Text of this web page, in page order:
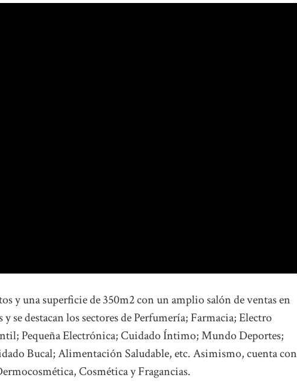
y una superficie de 350m2 con un amplio salón de ventas en
se destacan los sectores de Perfumería; Farmacia; Electro
Pequeña Electrónica; Cuidado Íntimo; Mundo Deportes;
Bucal; Alimentación Saludable, etc. Asimismo, cuenta con
Cosmética y Fragancias.